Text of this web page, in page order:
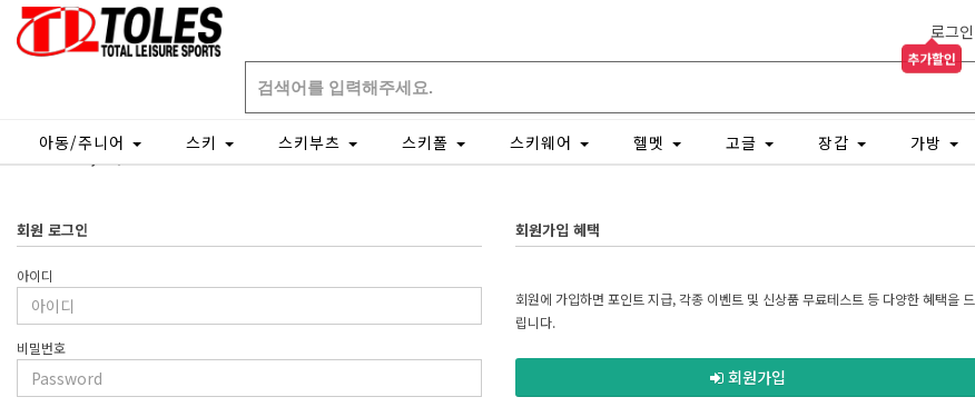
추가할인
로그인
아동/주니어 스키 스키부츠 스키폴 스키웨어 헬멧 고글 장갑 가방
주문,배송조회
회원 로그인
아이디
비밀번호
회원가입 혜택
회원에 가입하면 포인트 지급, 각종 이벤트 및 신상품 무료테스트 등 다양한 혜택을 드
립니다.
회원가입